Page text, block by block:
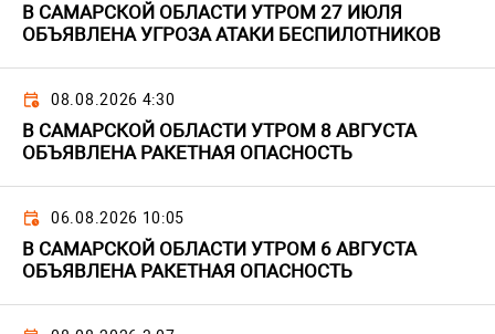
В САМАРСКОЙ ОБЛАСТИ УТРОМ 27 ИЮЛЯ
ОБЪЯВЛЕНА УГРОЗА АТАКИ БЕСПИЛОТНИКОВ
08.08.2026 4:30
В САМАРСКОЙ ОБЛАСТИ УТРОМ 8 АВГУСТА
ОБЪЯВЛЕНА РАКЕТНАЯ ОПАСНОСТЬ
06.08.2026 10:05
В САМАРСКОЙ ОБЛАСТИ УТРОМ 6 АВГУСТА
ОБЪЯВЛЕНА РАКЕТНАЯ ОПАСНОСТЬ